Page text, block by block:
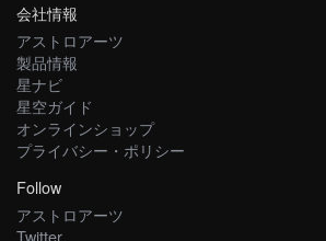
会社情報
アストロアーツ
製品情報
星ナビ
星空ガイド
オンラインショップ
プライバシー・ポリシー
Follow
アストロアーツ
Twitter